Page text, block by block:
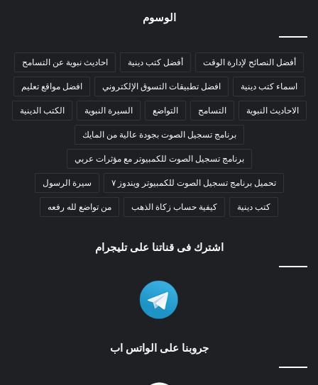
الوسوم
أفضل النصائح لإدارة الوقت أفضل كتب دينية احاديث نبوية عن التسامح
اسماء كتب دينية افضل تطبيقات التسوق الإلكتروني افضل مواقع تعليم
الاحاديث النبوية التسامح التواضع السيرة النبوية الكتب الدينية
برنامج تسجيل الصوت بجودة عالية من المايك
برنامج تسجيل الصوت للكمبيوتر مع مؤثرات عربي
تحميل برنامج تسجيل الصوت للكمبيوتر ويندوز ٧ سيرة الرسول
كتب دينية كيفية حساب زكاة الذهب من تواضع لله رفعه
اشترك فى قناتنا على تليجرام
جروبنا على الواتس اب